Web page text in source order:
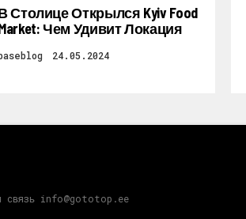
Столице Открылся Kyiv Food
Чем Удивит Локация
24.05.2024
связь info@gototop.ee